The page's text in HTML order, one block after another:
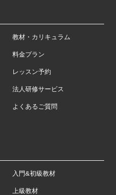
教材・カリキュラム
料金プラン
レッスン予約
法人研修サービス
よくあるご質問
入門&初級教材
上級教材